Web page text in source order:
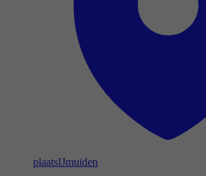
plaatsIJmuiden